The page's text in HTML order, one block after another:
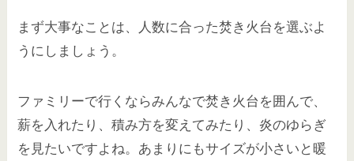
まず大事なことは、人数に合った焚き火台を選ぶよ
うにしましょう。
ファミリーで行くならみんなで焚き火台を囲んで、
薪を入れたり、積み方を変えてみたり、炎のゆらぎ
を見たいですよね。あまりにもサイズが小さいと暖